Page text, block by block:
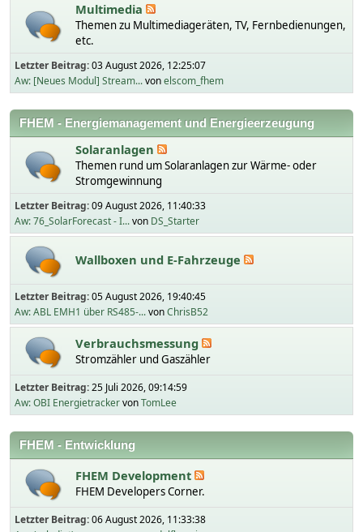
Multimedia
Themen zu Multimediageräten, TV, Fernbedienungen,
etc.
Letzter Beitrag:03 August 2026, 12:25:07
Aw: [Neues Modul] Stream...vonelscom_fhem
FHEM - Energiemanagement und Energieerzeugung
Solaranlagen
Themen rund um Solaranlagen zur Wärme- oder
Stromgewinnung
Letzter Beitrag:09 August 2026, 11:40:33
Aw: 76_SolarForecast - I...von DS_Starter
Wallboxen und E-Fahrzeuge
Letzter Beitrag:05 August 2026, 19:40:45
Aw: ABL EMH1 über RS485-...vonChrisB52
Verbrauchsmessung
Stromzähler und Gaszähler
Letzter Beitrag:25 Juli 2026, 09:14:59
Aw: OBI EnergietrackervonTomLee
FHEM - Entwicklung
FHEM Development
FHEM Developers Corner.
Letzter Beitrag:06 August 2026, 11:33:38